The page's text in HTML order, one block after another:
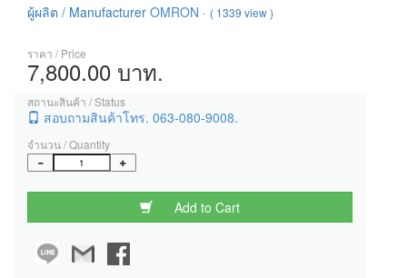
ผู้ผลิต / Manufacturer OMRON · ( 1339 view )
ราคา / Price
7,800.00 บาท.
สถานะสินค้า / Status
สอบถามสินค้าโทร. 063-080-9008.
จำนวน / Quantity
Add to Cart